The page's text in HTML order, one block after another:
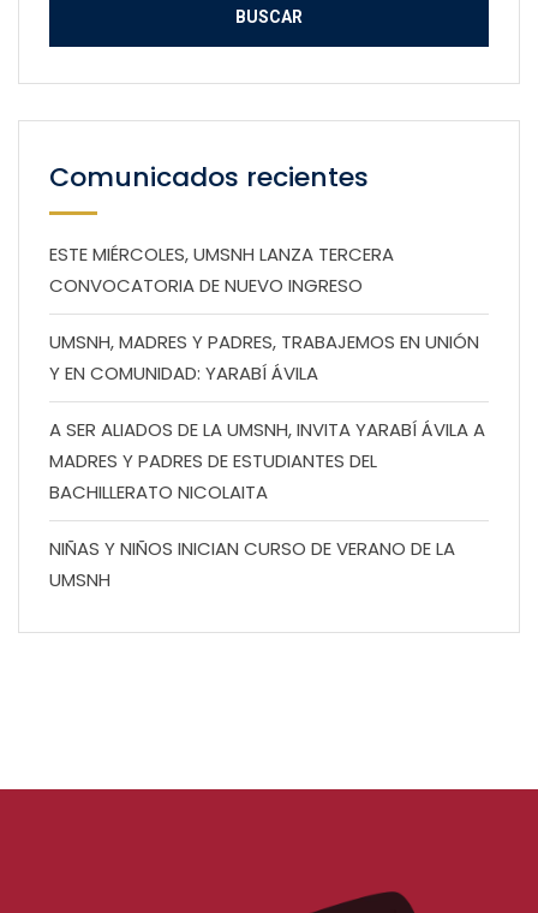
Comunicados recientes
ESTE MIÉRCOLES, UMSNH LANZA TERCERA
CONVOCATORIA DE NUEVO INGRESO
UMSNH, MADRES Y PADRES, TRABAJEMOS EN UNIÓN
Y EN COMUNIDAD: YARABÍ ÁVILA
A SER ALIADOS DE LA UMSNH, INVITA YARABÍ ÁVILA A
MADRES Y PADRES DE ESTUDIANTES DEL
BACHILLERATO NICOLAITA
NIÑAS Y NIÑOS INICIAN CURSO DE VERANO DE LA
UMSNH